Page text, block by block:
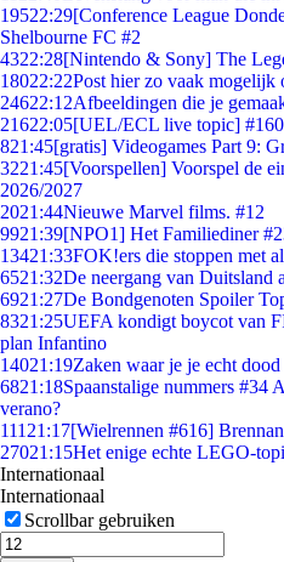
19522:29[Conference League
Shelbourne FC #2
4322:28[Nintendo & Sony] The
18022:22Post hier zo vaak mogelijk
24622:12Afbeeldingen die je
21622:05[UEL/ECL live topic]
821:45[gratis] Videogames Part 9:
3221:45[Voorspellen] Voorspel de
2026/2027
2021:44Nieuwe Marvel films. #12
9921:39[NPO1] Het Familiediner
13421:33FOK!ers die stoppen met
6521:32De neergang van Duitsland
6921:27De Bondgenoten Spoiler
8321:25UEFA kondigt boycot van
plan Infantino
14021:19Zaken waar je je echt
6821:18Spaanstalige nummers #34
verano?
111 21:17[Wielrennen #616]
27021:15Het enige echte LEGO-
Internationaal
Internationaal
Scrollbar gebruiken